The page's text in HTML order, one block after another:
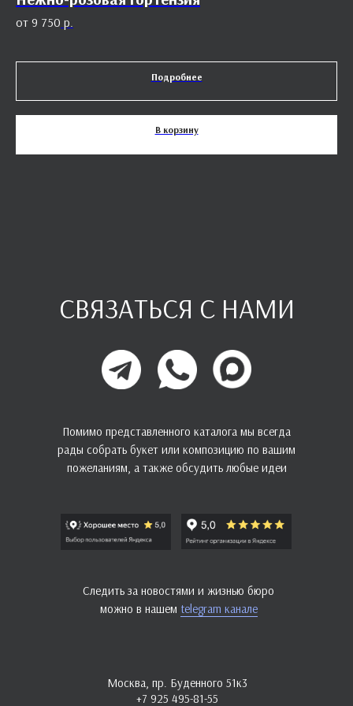
9 750 р.
Подробнее
В корзину
Москва, пр. Буденного 51к3
+7 925 495-81-55
СВЯЗАТЬСЯ С НАМИ
Помимо представленного каталога мы всегда
рады собрать букет или композицию по вашим
пожеланиям, а также обсудить любые идеи
Следить за новостями и жизнью бюро
можно в нашем telegram канале